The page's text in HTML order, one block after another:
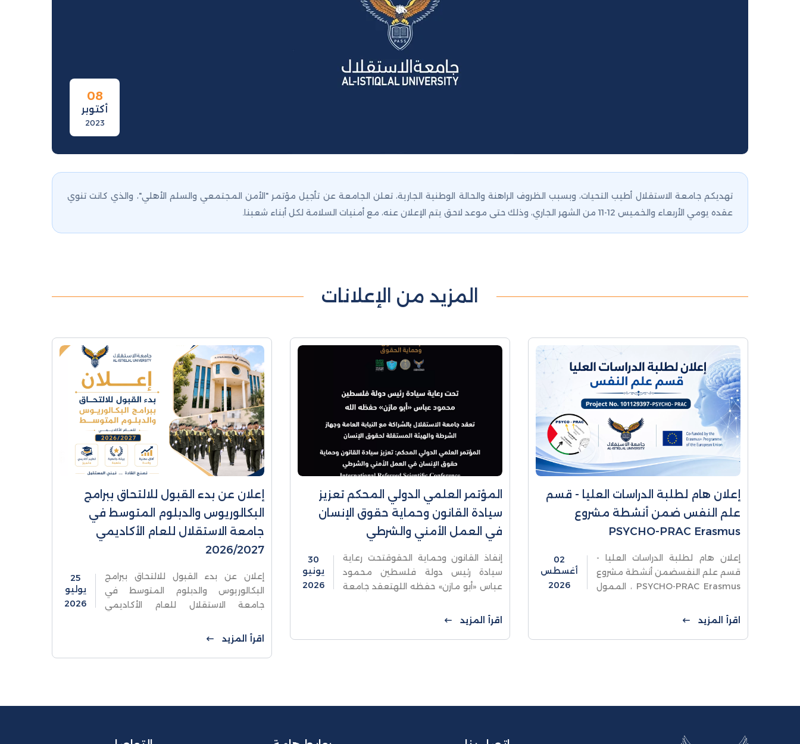
08
أكتوبر
2023
تهديكم جامعة الاستقلال أطيب التحيات، وبسبب الظروف الراهنة والحالة الوطنية الجارية، تعلن الجامعة عن تأجيل مؤتمر "الأمن المجتمعي والسلم الأهلي"، والذي كانت تنوي
عقده يومي الأربعاء والخميس 12-11 من الشهر الجاري، وذلك حتى موعد لاحق يتم الإعلان عنه، مع أمنيات السلامة لكل أبناء شعبنا.
المزيد من الإعلانات
إعلان هام لطلبة الدراسات العليا - قسم
علم النفس ضمن أنشطة مشروع
PSYCHO-PRAC Erasmus
إعلان هام لطلبة الدراسات العليا -
قسم علم النفسضمن أنشطة مشروع
PSYCHO-PRAC Erasmus ، الممول
تعزيز المهارات العملية في القطاع
النفسي بمؤسسات التعليم العالي
الفلسطينية،
02
أغسطس
2026
اقرأ المزيد
المؤتمر العلمي الدولي المحكم تعزيز
سيادة القانون وحماية حقوق الإنسان
في العمل الأمني والشرطي
إنفاذ القانون وحماية الحقوقتحت رعاية
سيادة رئيس دولة فلسطين محمود
عباس «أبو مازن» حفظه اللهتعقد جامعة
وجهاز الشرطة والهيئة المستقلة لحقوق
الإنسانالمؤتمر العلمي الدولي
المحكمتعزيز
30
يونيو
2026
اقرأ المزيد
إعلان عن بدء القبول للالتحاق ببرامج
البكالوريوس والدبلوم المتوسط في
جامعة الاستقلال للعام الأكاديمي
2026/2027
إعلان عن بدء القبول للالتحاق ببرامج
البكالوريوس والدبلوم المتوسط في
جامعة الاستقلال للعام الأكاديمي
تعلن عن فتح باب القبول للالتحاق ببرامج
البكالوريوس والدبلوم المتوسط للعام
الأكاديمي 2026/2027،
25
يوليو
2026
اقرأ المزيد